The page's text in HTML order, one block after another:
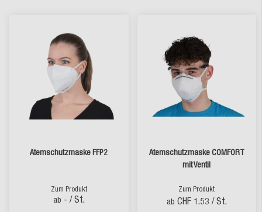
Atemschutzmaske FFP2
Zum Produkt
ab - / St.
Atemschutzmaske COMFORT
mit Ventil
Zum Produkt
ab CHF 1.53 / St.